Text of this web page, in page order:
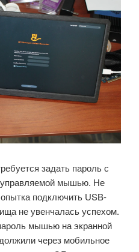
задать пароль с
мышью. Не
подключить USB-
не увенчалась успехом.
мышью на экранной
через мобильное